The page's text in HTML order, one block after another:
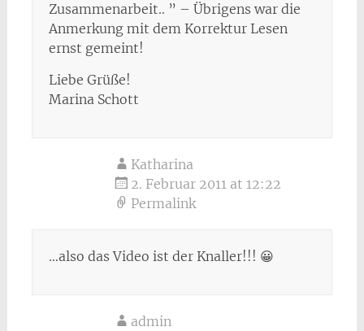
Zusammenarbeit.. ” – Übrigens war die
Anmerkung mit dem Korrektur Lesen
ernst gemeint!
Liebe Grüße!
Marina Schott
Katharina
2. Februar 2011 at 12:22
Permalink
…also das Video ist der Knaller!!! 😀
admin